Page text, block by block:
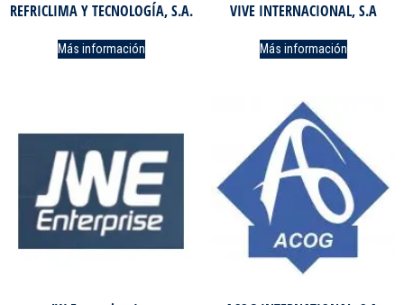
REFRICLIMA Y TECNOLOGÍA, S.A.
Más información
VIVE INTERNACIONAL, S.A
Más información